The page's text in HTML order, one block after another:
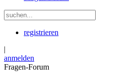
registrieren
|
anmelden
Fragen-Forum